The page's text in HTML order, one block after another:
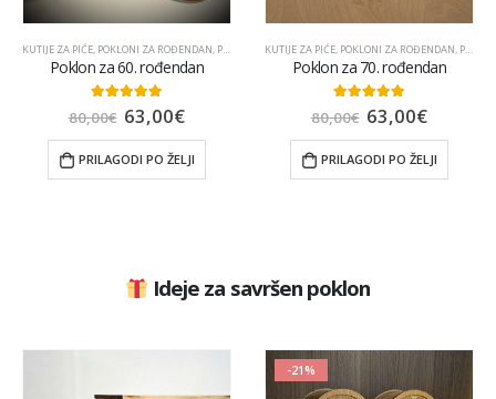
KUTIJE ZA PIĆE POKLONI ZA ROĐENDAN POKLONI ZA TATU ,POPULARNO,UKRASNE POKLON KUTIJE
Poklon za 60. rođendan
out of 5
80,00€ 63,00€
PRILAGODI PO ŽELJI
KUTIJE ZA PIĆE POKLONI ZA ROĐENDAN POKLONI ZA TATU
Poklon za 70. rođendan
out of 5
80,00€ 63,00€
PRILAGODI PO ŽELJI
Ideje za savršen poklon
-21%